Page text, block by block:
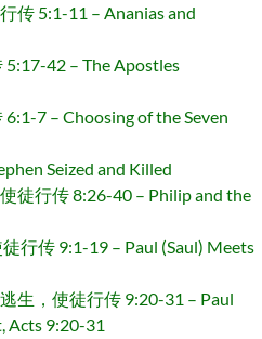
传 5:1-11 – Ananias and
42 – The Apostles
7 – Choosing of the Seven
Seized and Killed
徒行传 8:26-40 – Philip and the
行传 9:1-19 – Paul (Saul) Meets
生，使徒行传 9:20-31 – Paul
Acts 9:20-31